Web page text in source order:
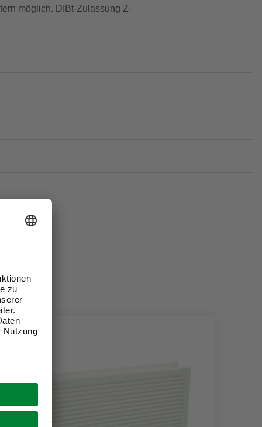
möglich. DIBt-Zulassung Z-